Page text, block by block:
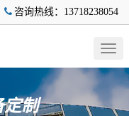
咨询热线：13718238054
定制